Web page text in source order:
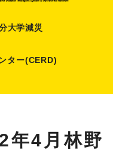
大学減災
ター(CERD)
年4月林野